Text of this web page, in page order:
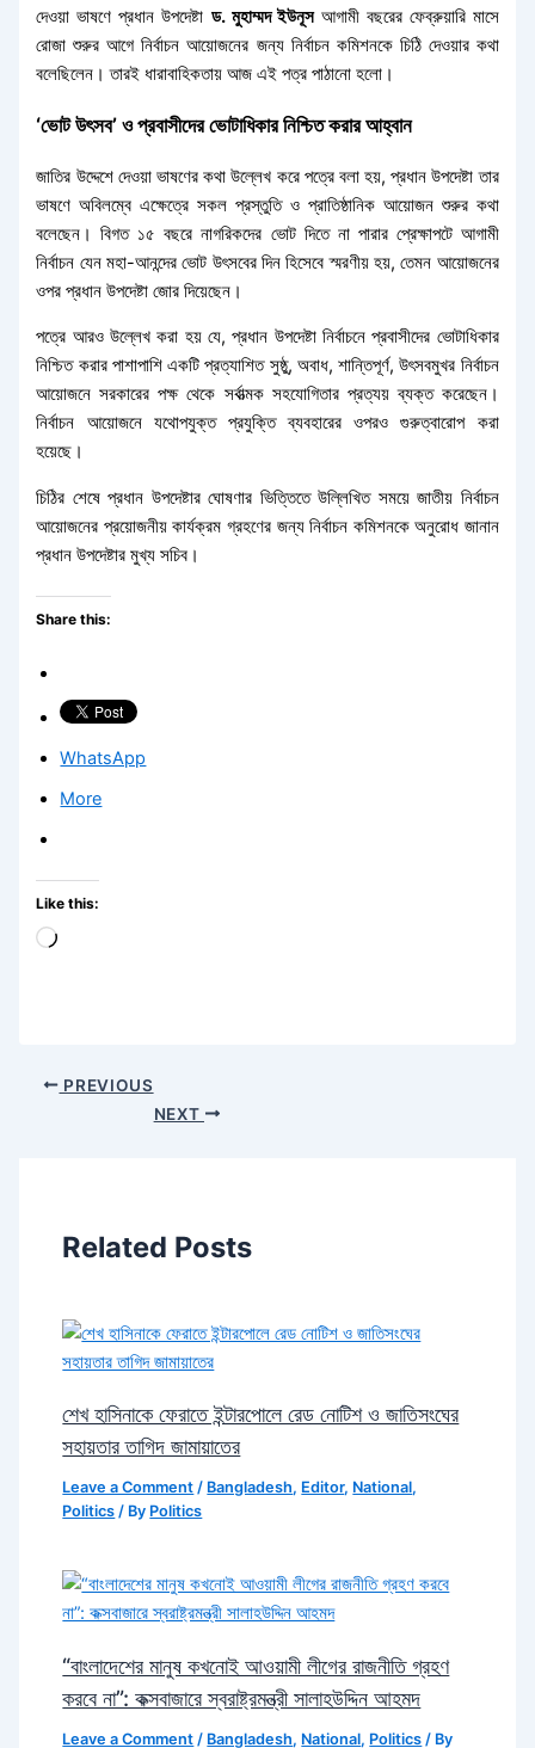
দেওয়া ভাষণে প্রধান উপদেষ্টা ড. মুহাম্মদ ইউনূসআগামী বছরের ফেব্রুয়ারি মাসে
রোজা শুরুর আগে নির্বাচন আয়োজনের জন্য নির্বাচন কমিশনকে চিঠি দেওয়ার কথা
বলেছিলেন। তারই ধারাবাহিকতায় আজ এই পত্র পাঠানো হলো।
‘ভোট উৎসব’ ও প্রবাসীদের ভোটাধিকার নিশ্চিত করার আহ্বান
জাতির উদ্দেশে দেওয়া ভাষণের কথা উল্লেখ করে পত্রে বলা হয়, প্রধান উপদেষ্টা তার
ভাষণে অবিলম্বে এক্ষেত্রে সকল প্রস্তুতি ও প্রাতিষ্ঠানিক আয়োজন শুরুর কথা
বলেছেন। বিগত ১৫ বছরে নাগরিকদের ভোট দিতে না পারার প্রেক্ষাপটে আগামী
নির্বাচন যেন মহা-আনন্দের ভোট উৎসবের দিন হিসেবে স্মরণীয় হয়, তেমন আয়োজনের
ওপর প্রধান উপদেষ্টা জোর দিয়েছেন।
পত্রে আরও উল্লেখ করা হয় যে, প্রধান উপদেষ্টা নির্বাচনে প্রবাসীদের ভোটাধিকার
নিশ্চিত করার পাশাপাশি একটি প্রত্যাশিত সুষ্ঠু, অবাধ, শান্তিপূর্ণ, উৎসবমুখর নির্বাচন
আয়োজনে সরকারের পক্ষ থেকে সর্বাত্মক সহযোগিতার প্রত্যয় ব্যক্ত করেছেন।
নির্বাচন আয়োজনে যথোপযুক্ত প্রযুক্তি ব্যবহারের ওপরও গুরুত্বারোপ করা
হয়েছে।
চিঠির শেষে প্রধান উপদেষ্টার ঘোষণার ভিত্তিতে উল্লিখিত সময়ে জাতীয় নির্বাচন
আয়োজনের প্রয়োজনীয় কার্যক্রম গ্রহণের জন্য নির্বাচন কমিশনকে অনুরোধ জানান
প্রধান উপদেষ্টার মুখ্য সচিব।
Share this:
WhatsApp
More
Like this:
Loading…
PREVIOUS
NEXT
Related Posts
শেখ হাসিনাকে ফেরাতে ইন্টারপোলে রেড নোটিশ ও জাতিসংঘের
সহায়তার তাগিদ জামায়াতের
Leave a Comment / Bangladesh, Editor, National,
Politics / By Politics
“বাংলাদেশের মানুষ কখনোই আওয়ামী লীগের রাজনীতি গ্রহণ
করবে না”: কক্সবাজারে স্বরাষ্ট্রমন্ত্রী সালাহউদ্দিন আহমদ
Leave a Comment / Bangladesh, National, Politics / By